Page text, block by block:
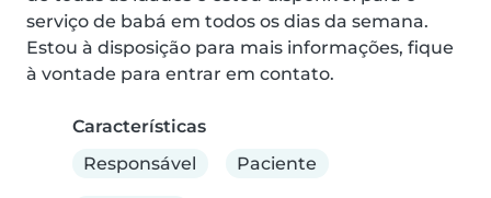
serviço de babá em todos os dias da semana.
Estou à disposição para mais informações, fique
à vontade para entrar em contato.
Características
Responsável
Paciente